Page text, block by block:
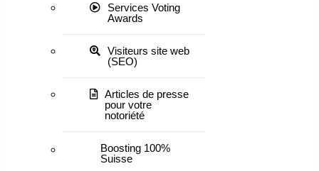
Services Voting
Awards
Visiteurs site web
(SEO)
Articles de presse
pour votre
notoriété
Boosting 100%
Suisse